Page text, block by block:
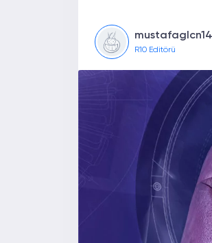
mustafaglcn14
R10 Editörü